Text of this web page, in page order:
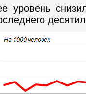
уровень